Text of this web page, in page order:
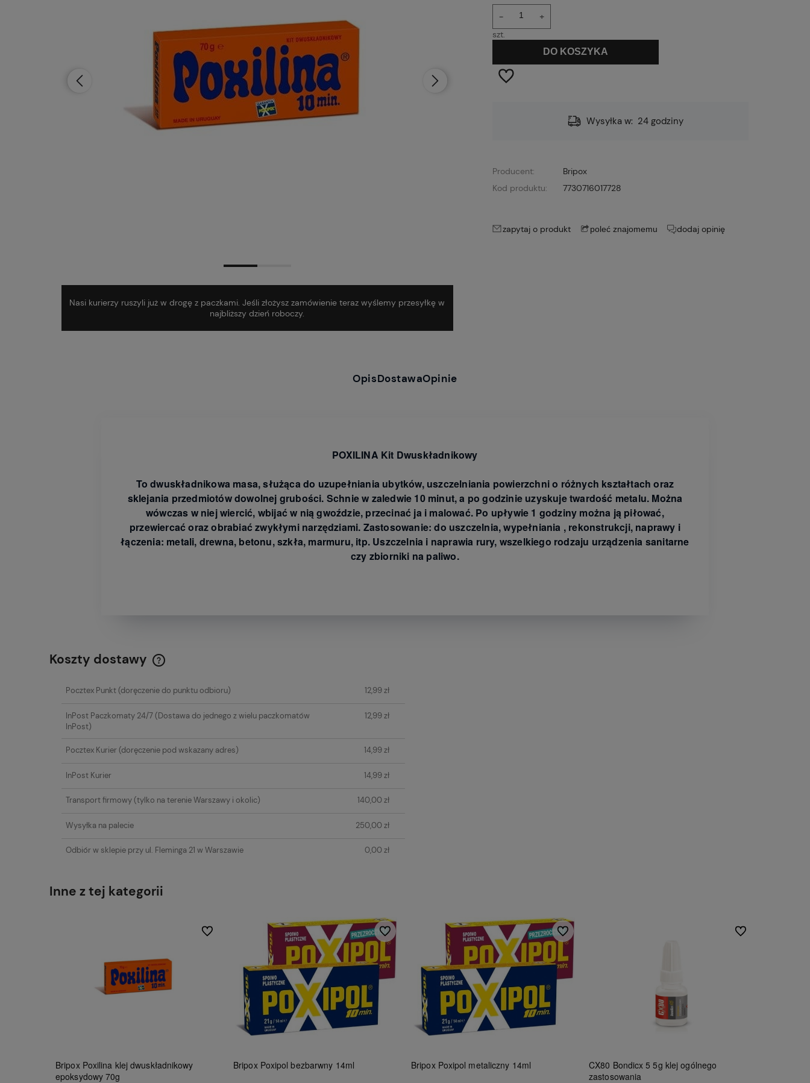
Nasi kurierzy ruszyli już w drogę z paczkami. Jeśli złożysz zamówienie teraz wyślemy przesyłkę w
najbliższy dzień roboczy.
+
-
szt.
DO KOSZYKA
- Pocztex Punkt Dostępność: Wysyłka w: 24 godziny
Producent:
Bripox
Kod produktu:
7730716017728
zapytaj o produkt poleć znajomemu dodaj opinię
OpisDostawaOpinie
POXILINA Kit Dwuskładnikowy
To dwuskładnikowa masa, służąca do uzupełniania ubytków, uszczelniania powierzchni o różnych kształtach oraz
sklejania przedmiotów dowolnej grubości. Schnie w zaledwie 10 minut, a po godzinie uzyskuje twardość metalu. Można
wówczas w niej wiercić, wbijać w nią gwoździe, przecinać ja i malować. Po upływie 1 godziny można ją piłować,
przewiercać oraz obrabiać zwykłymi narzędziami. Zastosowanie: do uszczelnia, wypełniania , rekonstrukcji, naprawy i
łączenia: metali, drewna, betonu, szkła, marmuru, itp. Uszczelnia i naprawia rury, wszelkiego rodzaju urządzenia sanitarne
czy zbiorniki na paliwo.
Koszty dostawy
Cena nie zawiera ewentualnych kosztów
Pocztex Punkt(doręczenie do punktu odbioru) 12,99 zł
InPost Paczkomaty 24/7(Dostawa do jednego z wielu paczkomatów
InPost)
12,99 zł
Pocztex Kurier(doręczenie pod wskazany adres) 14,99 zł
InPost Kurier 14,99 zł
Transport firmowy(tylko na terenie Warszawy i okolic) 140,00 zł
Wysyłka na palecie 250,00 zł
Odbiór w sklepie przy ul. Fleminga 21 w Warszawie 0,00 zł
Inne z tej kategorii
Bripox Poxilina klej dwuskładnikowy
epoksydowy 70g
Do ulubionych
Bripox Poxipol bezbarwny 14ml
Do ulubionych
Bripox Poxipol metaliczny 14ml
Do ulubionych
CX80 Bondicx 5 5g klej ogólnego
zastosowania
Do ulubionych